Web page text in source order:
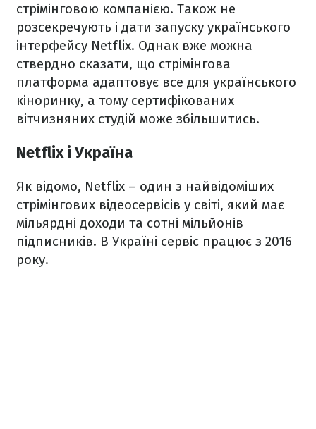
стрімінговою компанією. Також не
розсекречують і дати запуску українського
інтерфейсу Netflix. Однак вже можна
ствердно сказати, що стрімінгова
платформа адаптовує все для українського
кіноринку, а тому сертифікованих
вітчизняних студій може збільшитись.
Netflix і Україна
Як відомо, Netflix – один з найвідоміших
стрімінгових відеосервісів у світі, який має
мільярдні доходи та сотні мільйонів
підписників. В Україні сервіс працює з 2016
року.